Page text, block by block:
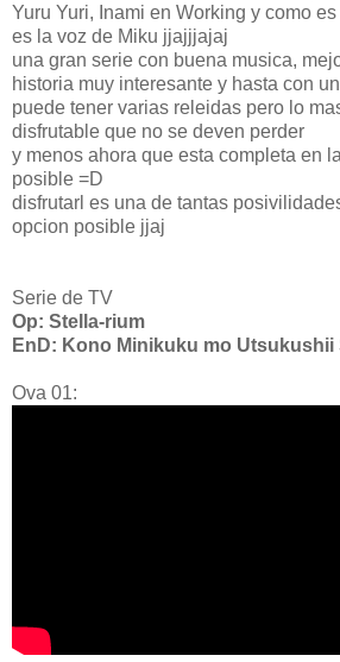
Yuru Yuri, Inami en Working y como
es la voz de Miku jjajjjajaj
una gran serie con buena musica,
historia muy interesante y hasta con
puede tener varias releidas pero lo
disfrutable que no se deven perder
y menos ahora que esta completa en
posible =D
disfrutarl es una de tantas
opcion posible jjaj
Serie de TV
Op: Stella-rium
EnD: Kono Minikuku mo Utsukushii
Ova 01: